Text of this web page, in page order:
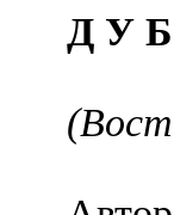
Д У